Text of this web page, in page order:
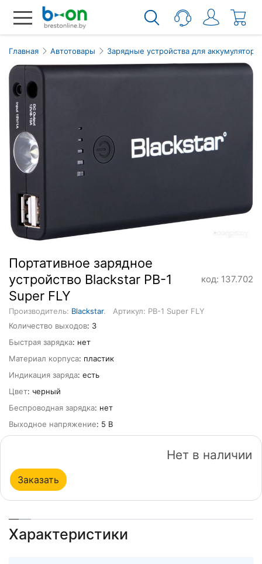
Главная Автотовары Зарядные устройства для
Портативное зарядное
устройство Blackstar PB-1
Super FLY
код: 137.702
Производитель: Blackstar.
Артикул: PB-1 Super FLY
Количество выходов: 3
Быстрая зарядка: нет
Материал корпуса: пластик
Индикация заряда: есть
Цвет: черный
Беспроводная зарядка: нет
Выходное напряжение: 5 В
Нет в наличии
Заказать
Характеристики